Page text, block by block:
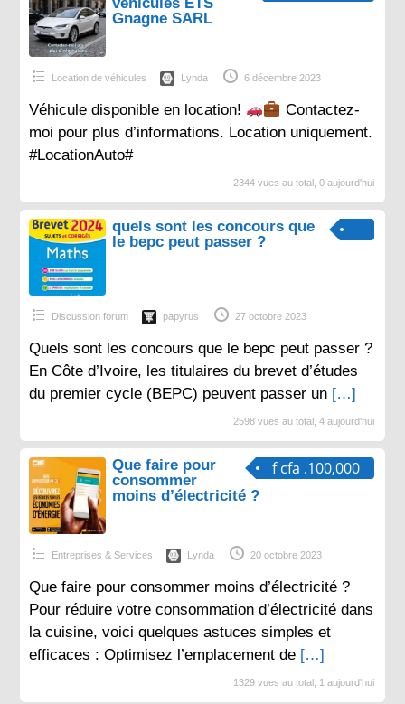
Gnagne SARL
Location de véhicules Lynda 6 décembre 2023
Véhicule disponible en location!
Contactez-
moi pour plus d’informations. Location uniquement.
#LocationAuto#
2344 vues au total, 0 aujourd'hui
quels sont les concours que
le bepc peut passer ?
Discussion forum papyrus 27 octobre 2023
Quels sont les concours que le bepc peut passer ?
En Côte d’Ivoire, les titulaires du brevet d’études
du premier cycle (BEPC) peuvent passer un […]
2598 vues au total, 4 aujourd'hui
f cfa .100,000
Que faire pour
consommer
moins d’électricité ?
Entreprises & Services Lynda 20 octobre 2023
Que faire pour consommer moins d’électricité ?
Pour réduire votre consommation d’électricité dans
la cuisine, voici quelques astuces simples et
efficaces : Optimisez l’emplacement de […]
1329 vues au total, 1 aujourd'hui